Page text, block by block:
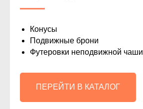
Конусы
Подвижные брони
Футеровки неподвижной чаши
ПЕРЕЙТИ В КАТАЛОГ